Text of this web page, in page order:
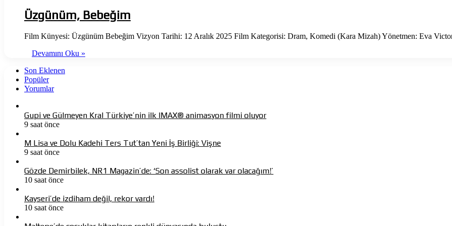
Üzgünüm, Bebeğim
Film Künyesi: Üzgünüm Bebeğim Vizyon Tarihi: 12 Aralık 2025 Film Kategorisi: Dram, Komedi (Kara Mizah) Yönetmen: Eva
Devamını Oku »
Son Eklenen
Popüler
Yorumlar
Gupi ve Gülmeyen Kral Türkiye’nin ilk IMAX® animasyon filmi oluyor
9 saat önce
M Lisa ve Dolu Kadehi Ters Tut’tan Yeni İş Birliği: Vişne
9 saat önce
Gözde Demirbilek, NR1 Magazin’de: ‘Son assolist olarak var olacağım!’
10 saat önce
Kayseri’de izdiham değil, rekor vardı!
10 saat önce